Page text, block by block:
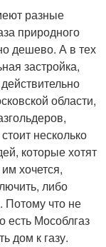
разные
природного
дешево. А в тех
застройка,
области,
несколько
которые хотят
хочется,
либо
Потому что не
есть Мособлгаз
дом к газу.